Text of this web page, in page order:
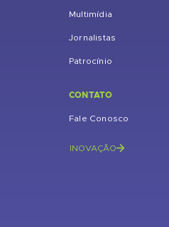
Multimídia
Jornalistas
Patrocínio
CONTATO
Fale Conosco
INOVAÇÃO